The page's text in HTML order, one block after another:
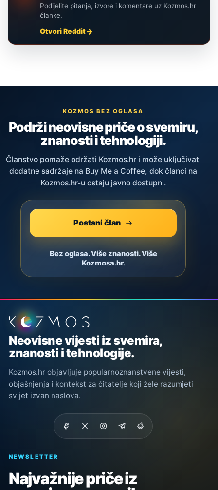
Podijelite pitanja, izvore i komentare uz Kozmos.hr
članke.
Otvori Reddit
KOZMOS BEZ OGLASA
Podrži neovisne priče o svemiru,
znanosti i tehnologiji.
Članstvo pomaže održati Kozmos.hr i može uključivati
dodatne sadržaje na Buy Me a Coffee, dok članci na
Kozmos.hr-u ostaju javno dostupni.
Postani član
Bez oglasa. Više znanosti. Više
Kozmosa.hr.
Podnožje stranice
Neovisne vijesti iz svemira,
znanosti i tehnologije.
Kozmos.hr objavljuje popularnoznanstvene vijesti,
objašnjenja i kontekst za čitatelje koji žele razumjeti
svijet izvan naslova.
NEWSLETTER
Najvažnije priče iz